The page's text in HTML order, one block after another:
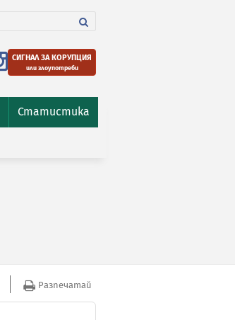
СИГНАЛ ЗА КОРУПЦИЯ
или злоупотреби
Статистика
Разпечатай